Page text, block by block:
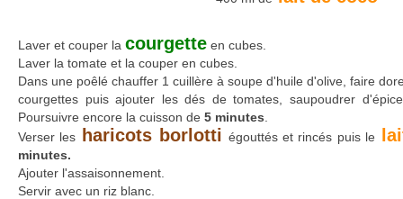
Laver et couper la courgette en cubes.
Laver la tomate et la couper en cubes.
Dans une poêlé chauffer 1 cuillère à soupe d'huile d'olive, faire
courgettes puis ajouter les dés de tomates, saupoudrer
Poursuivre encore la cuisson de 5 minutes
Verser les
haricots borlotti égouttés et rincés puis le
minutes.
Ajouter l'assaisonnement.
Servir avec un riz blanc.